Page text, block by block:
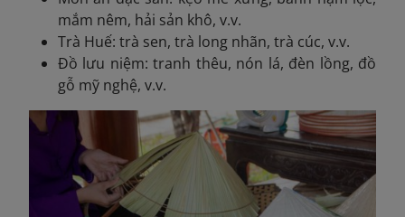
mắm nêm, hải sản khô, v.v.
Trà Huế: trà sen, trà long nhãn, trà cúc, v.v.
Đồ lưu niệm: tranh thêu, nón lá, đèn lồng, đồ
gỗ mỹ nghệ, v.v.